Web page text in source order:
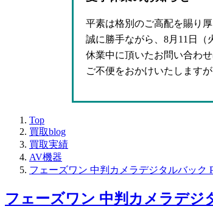
平素は格別のご高配を賜り
誠に勝手ながら、8月11日（
休業中に頂いたお問い合わ
ご不便をおかけいたします
Top
買取blog
買取実績
AV機器
フェーズワン 中判カメラデジタルバック
フェーズワン 中判カメラデジ